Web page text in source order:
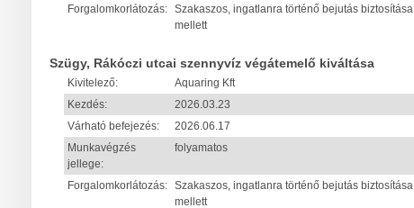
Forgalomkorlátozás: Szakaszos, ingatlanra történő bejutás biztosítása
mellett
Szügy, Rákóczi utcai szennyvíz végátemelő kiváltása
Kivitelező:
Aquaring Kft
Kezdés:
2026.03.23
Várható befejezés:
2026.06.17
Munkavégzés
jellege:
folyamatos
Forgalomkorlátozás: Szakaszos, ingatlanra történő bejutás biztosítása
mellett